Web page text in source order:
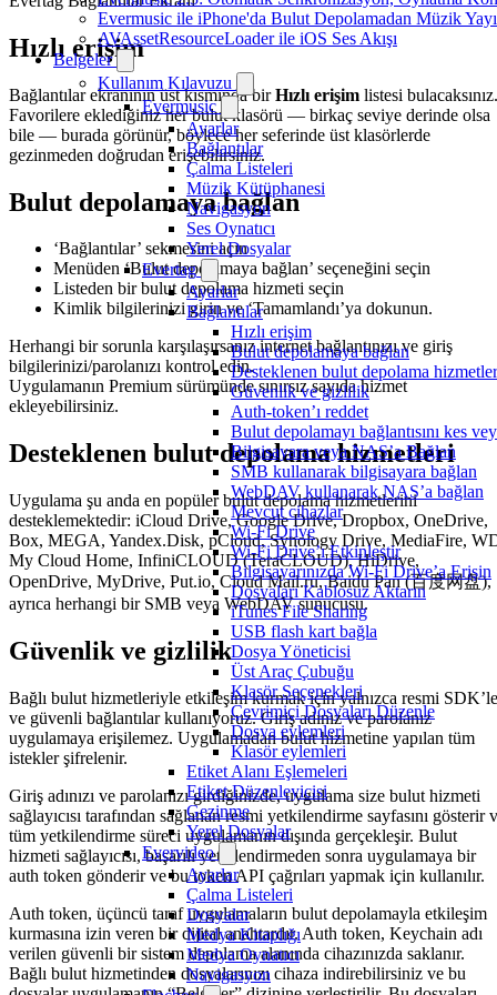
Evermusic ile iPhone'da Bulut Depolamadan Müzik
AVAssetResourceLoader ile iOS Ses Akışı
Belgeler
Kullanım Kılavuzu
Evermusic
Ayarlar
Bağlantılar
Çalma Listeleri
Müzik Kütüphanesi
Navigasyon
Ses Oynatıcı
Yerel Dosyalar
Evertag
Ayarlar
Bağlantılar
Hızlı erişim
Bulut depolamaya bağlan
Desteklenen bulut depolama
Güvenlik ve gizlilik
Auth-token’ı reddet
Bulut depolamayı bağlantısını kes
Bilgisayara veya NAS’a Bağlan
SMB kullanarak bilgisayara bağlan
WebDAV kullanarak NAS’a bağlan
Mevcut cihazlar
Wi-Fi Drive
Wi-Fi Drive’ı Etkinleştir
Bilgisayarınızda Wi-Fi Drive’a Erişin
Dosyaları Kablosuz Aktarın
iTunes File Sharing
USB flash kart bağla
Dosya Yöneticisi
Üst Araç Çubuğu
Klasör Seçenekleri
Çevrimiçi Dosyaları Düzenle
Dosya eylemleri
Klasör eylemleri
Etiket Alanı Eşlemeleri
Etiket Düzenleyicisi
Gezinme
Yerel Dosyalar
Evervideo
Ayarlar
Çalma Listeleri
Dosyalar
Medya Kitaplığı
Medya Oynatıcı
Navigasyon
Hızlı erişim
Bağlantılar ekranının üst kısmında birHızlı erişim listesi bulacaksınız.
Favorilere eklediğiniz her bulut klasörü — birkaç seviye derinde olsa
bile — burada görünür, böylece her seferinde üst klasörlerde
gezinmeden doğrudan erişebilirsiniz.
Bulut depolamaya bağlan
‘Bağlantılar’ sekmesini açın
Menüden ‘Bulut depolamaya bağlan’ seçeneğini seçin
Listeden bir bulut depolama hizmeti seçin
Kimlik bilgilerinizi girin ve ‘Tamamlandı’ya dokunun.
Herhangi bir sorunla karşılaşırsanız internet bağlantınızı ve giriş
bilgilerinizi/parolanızı kontrol edin.
Uygulamanın Premium sürümünde sınırsız sayıda hizmet
ekleyebilirsiniz.
Desteklenen bulut depolama hizmetleri
Uygulama şu anda en popüler bulut depolama hizmetlerini
desteklemektedir: iCloud Drive, Google Drive, Dropbox, OneDrive,
Box, MEGA, Yandex.Disk, pCloud, Synology Drive, MediaFire,
My Cloud Home, InfiniCLOUD (TeraCLOUD), HiDrive,
OpenDrive, MyDrive, Put.io, Cloud Mail.ru, Baidu Pan (百度网盘),
ayrıca herhangi bir SMB veya WebDAV sunucusu.
Güvenlik ve gizlilik
Bağlı bulut hizmetleriyle etkileşim kurmak için yalnızca resmi
ve güvenli bağlantılar kullanıyoruz. Giriş adınız ve parolanız
uygulamaya erişilemez. Uygulamadan bulut hizmetine yapılan tüm
istekler şifrelenir.
Giriş adınızı ve parolanızı girdiğinizde, uygulama size bulut hizmeti
sağlayıcısı tarafından sağlanan resmi yetkilendirme sayfasını gösterir
tüm yetkilendirme süreci uygulamanın dışında gerçekleşir. Bulut
hizmeti sağlayıcısı, başarılı yetkilendirmeden sonra uygulamaya bir
auth token gönderir ve bu token API çağrıları yapmak için kullanılır.
Auth token, üçüncü taraf uygulamaların bulut depolamayla etkileşim
kurmasına izin veren bir dijital anahtardır. Auth token, Keychain adı
verilen güvenli bir sistem depolama alanında cihazınızda saklanır.
Bağlı bulut hizmetinden dosyalarınızı cihaza indirebilirsiniz ve bu